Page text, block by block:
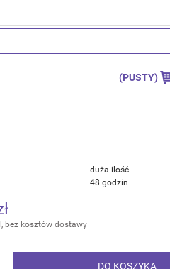
(PUSTY)
duża ilość
48 godzin
bez kosztów dostawy
DO KOSZYKA